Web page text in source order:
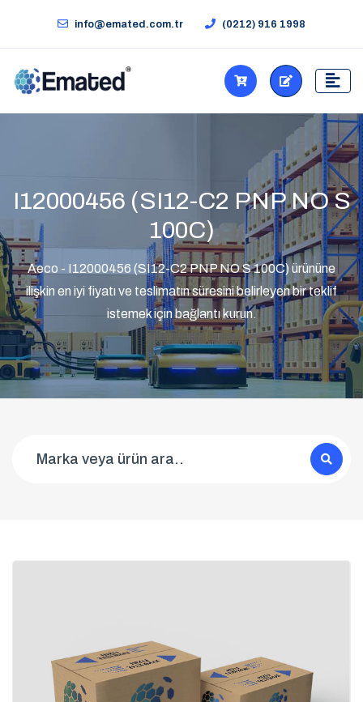
info@emated.com.tr (0212) 916 1998
I12000456 (SI12-C2 PNP NO S
100C)
Aeco - I12000456 (SI12-C2 PNP NO S 100C) ürününe
ilişkin en iyi fiyatı ve teslimatın süresini belirleyen bir teklif
istemek için bağlantı kurun.